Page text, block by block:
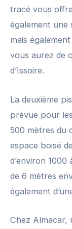
tracé vous
également une
mais
vous aurez de
d’Issoire.
La deuxième
prévue pour
500 mètres du
espace boisé
d’environ
de 6 mètres
également
Chez Almacar,